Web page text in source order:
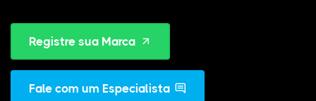
Registre sua Marca
Fale com um Especialista